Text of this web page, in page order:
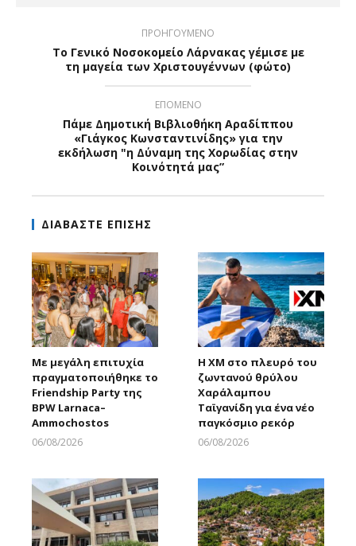
ΠΡΟΗΓΟΥΜΕΝΟ
Το Γενικό Νοσοκομείο Λάρνακας γέμισε με
τη μαγεία των Χριστουγέννων (φώτο)
ΕΠΟΜΕΝΟ
Πάμε Δημοτική Βιβλιοθήκη Αραδίππου
«Γιάγκος Κωνσταντινίδης» για την
εκδήλωση "η Δύναμη της Χορωδίας στην
Κοινότητά μας”
ΔΙΑΒΑΣΤΕ ΕΠΙΣΗΣ
Με μεγάλη επιτυχία
πραγματοποιήθηκε το
Friendship Party της
BPW Larnaca–
Ammochostos
06/08/2026
Η XM στο πλευρό του
ζωντανού θρύλου
Χαράλαμπου
Ταϊγανίδη για ένα νέο
παγκόσμιο ρεκόρ
06/08/2026